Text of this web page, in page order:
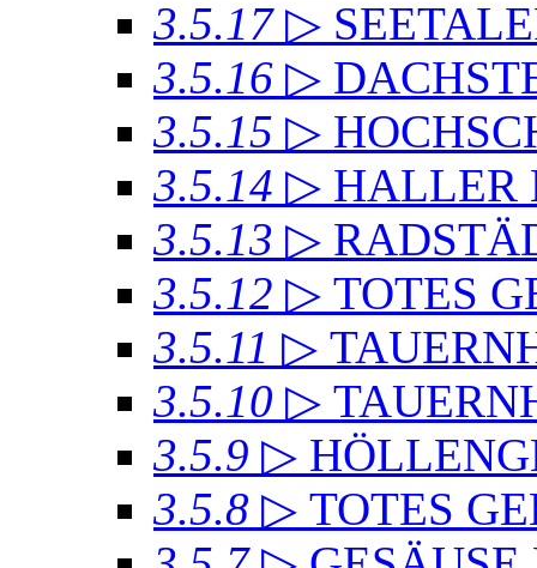
3.5.17 ▷
3.5.16 ▷
3.5.15 ▷
3.5.14 ▷ HALLER
3.5.13 ▷
3.5.12 ▷ TOTES
3.5.11 ▷
3.5.10 ▷
3.5.9 ▷
3.5.8 ▷ TOTES